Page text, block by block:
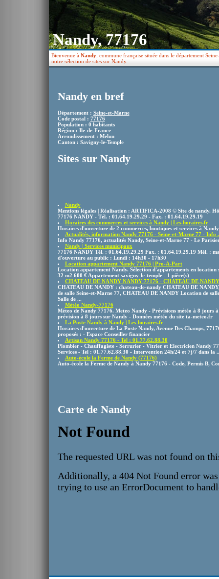
Nandy, 77176
Bienvenue à Nandy , commune française située dans le département
notre sélection de sites sur Nandy.
Nandy en bref
Département : Seine-et-Marne
Code postal : 77176
Population : 0 habitants
Région : Ile-de-France
Arrondissement : Melun
Canton : Savigny-le-Temple
Sites sur Nandy
Nandy
Mentions légales | Réalisation : ARTIFICA-2008 © Site de nandy.
77176 NANDY - Tél. : 01.64.19.29.29 - Fax. : 01.64.19.29.19
Horaires des commerces et services à Nandy | Les-horaires.fr
Horaires d'ouverture de 2 commerces, boutiques et services à
Actualités, information Nandy 77176 - Seine-et-Marne 77 - Info
Info Nandy 77176, actualités Nandy, Seine-et-Marne 77 - Le
Nandy | Services municipaux
77176 NANDY Tél. : 01.64.19.29.29 Fax. : 01.64.19.29.19 Mél. :
d'ouverture au public : Lundi : 14h30 - 17h30
Location appartement Nandy 77176 | Pro-A-Part
Location appartement Nandy. Sélection d'appartements en location
32 m2 600 € Appartement savigny-le-temple - 1 pièce(s)
CHATEAU DE NANDY NANDY 77176 - CHATEAU DE
CHATEAU DE NANDY : chateau-de-nandy CHATEAU DE
de salle Seine-et-Marne 77, CHATEAU DE NANDY Location de
Salle de ...
Météo Nandy-77176
Méteo de Nandy 77176. Meteo Nandy - Prévisions météo à 8 jours
prévision à 8 jours sur Nandy - Données météo du site ta-meteo.fr
La Poste Nandy à Nandy | Les-horaires.fr
Horaires d'ouverture de La Poste Nandy, Avenue Des Champs,
proposés : - Espace Conseiller financier
Artisan Nandy 77176 - Tel : 01.77.62.88.30
Plombier - Chauffagiste - Serrurier - Vitrier et Electricien Nandy
Services - Tel : 01.77.62.88.30 - Intervention 24h/24 et 7j/7 dans la
Auto-école la Ferme de Nandy (77176)
Auto-école la Ferme de Nandy à Nandy 77176 - Code, Permis B,
Carte de Nandy